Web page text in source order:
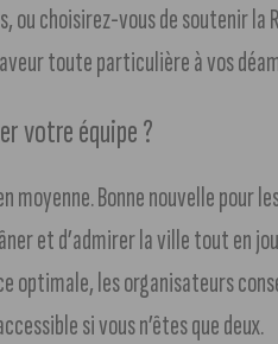
ou choisirez-vous de soutenir
toute particulière à vos
votre équipe ?
moyenne. Bonne nouvelle pour
et d’admirer la ville tout en
optimale, les organisateurs
si vous n’êtes que deux.